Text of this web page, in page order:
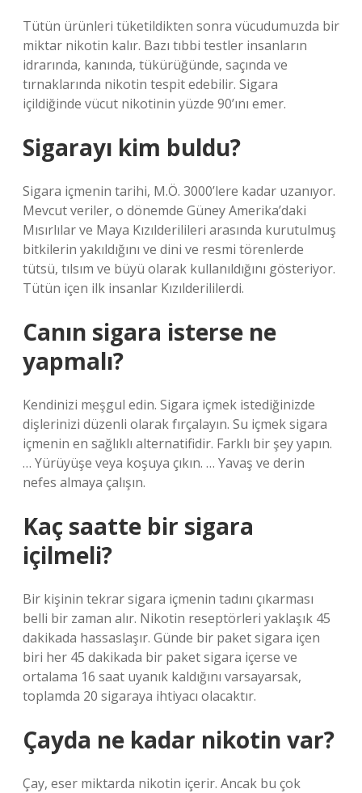
Tütün ürünleri tüketildikten sonra vücudumuzda bir
miktar nikotin kalır. Bazı tıbbi testler insanların
idrarında, kanında, tükürüğünde, saçında ve
tırnaklarında nikotin tespit edebilir. Sigara
içildiğinde vücut nikotinin yüzde 90’ını emer.
Sigarayı kim buldu?
Sigara içmenin tarihi, M.Ö. 3000’lere kadar uzanıyor.
Mevcut veriler, o dönemde Güney Amerika’daki
Mısırlılar ve Maya Kızılderilileri arasında kurutulmuş
bitkilerin yakıldığını ve dini ve resmi törenlerde
tütsü, tılsım ve büyü olarak kullanıldığını gösteriyor.
Tütün içen ilk insanlar Kızılderililerdi.
Canın sigara isterse ne
yapmalı?
Kendinizi meşgul edin. Sigara içmek istediğinizde
dişlerinizi düzenli olarak fırçalayın. Su içmek sigara
içmenin en sağlıklı alternatifidir. Farklı bir şey yapın.
… Yürüyüşe veya koşuya çıkın. … Yavaş ve derin
nefes almaya çalışın.
Kaç saatte bir sigara
içilmeli?
Bir kişinin tekrar sigara içmenin tadını çıkarması
belli bir zaman alır. Nikotin reseptörleri yaklaşık 45
dakikada hassaslaşır. Günde bir paket sigara içen
biri her 45 dakikada bir paket sigara içerse ve
ortalama 16 saat uyanık kaldığını varsayarsak,
toplamda 20 sigaraya ihtiyacı olacaktır.
Çayda ne kadar nikotin var?
Çay, eser miktarda nikotin içerir. Ancak bu çok